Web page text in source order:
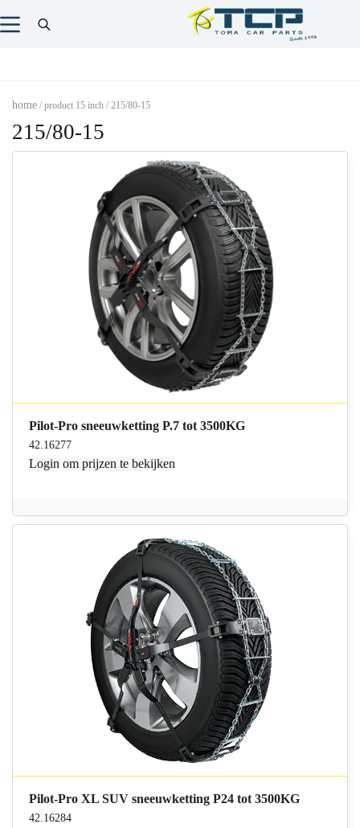
home / product 15 inch / 215/80-15
215/80-15
Pilot-Pro sneeuwketting P.7 tot 3500KG
42.16277
Login om prijzen te bekijken
Pilot-Pro XL SUV sneeuwketting P24 tot 3500KG
42.16284